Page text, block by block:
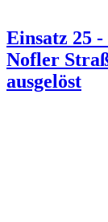
Einsatz 25
Nofler
ausgelöst